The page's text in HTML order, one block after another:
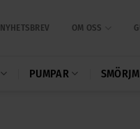
NYHETSBREV OM OSS
PUMPAR